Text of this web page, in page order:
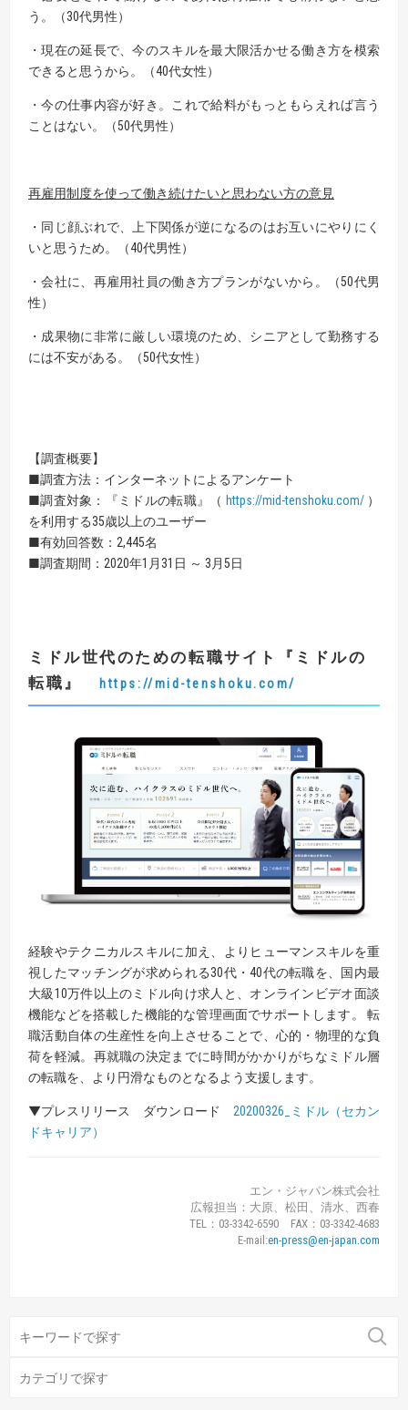
う。（30代男性）
・現在の延長で、今のスキルを最大限活かせる働き方を模索
できると思うから。（40代女性）
・今の仕事内容が好き。これで給料がもっともらえれば言う
ことはない。（50代男性）
再雇用制度を使って働き続けたいと思わない方の意見
・同じ顔ぶれで、上下関係が逆になるのはお互いにやりにく
いと思うため。（40代男性）
・会社に、再雇用社員の働き方プランがないから。（50代男
性）
・成果物に非常に厳しい環境のため、シニアとして勤務する
には不安がある。（50代女性）
【調査概要】
■調査方法：インターネットによるアンケート
■調査対象：『ミドルの転職』（ https://mid-tenshoku.com/）
を利用する35歳以上のユーザー
■有効回答数：2,445名
■調査期間：2020年1月31日 ～ 3月5日
ミドル世代のための転職サイト 『 ミドルの
転職 』https://mid-tenshoku.com/
経験やテクニカルスキルに加え、よりヒューマンスキルを重
視したマッチングが求められる30代・40代の転職を、国内最
大級10万件以上のミドル向け求人と、オンラインビデオ面談
機能などを搭載した機能的な管理画面でサポートします。 転
職活動自体の生産性を向上させることで、心的・物理的な負
荷を軽減。再就職の決定までに時間がかかりがちなミドル層
の転職を、より円滑なものとなるよう支援します。
▼プレスリリース ダウンロード 20200326_ミドル（セカン
ドキャリア）
エン・ジャパン株式会社
広報担当：大原、松田、清水、西春
TEL：03-3342-6590 FAX：03-3342-4683
E-mail:en-press@en-japan.com